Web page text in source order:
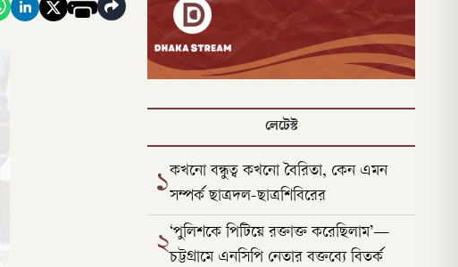
লেটেস্ট
১কখনো বন্ধুত্ব কখনো বৈরিতা, কেন এমন
সম্পর্ক ছাত্রদল-ছাত্রশিবিরের
২‘পুলিশকে পিটিয়ে রক্তাক্ত করেছিলাম’—
চট্টগ্রামে এনসিপি নেতার বক্তব্যে বিতর্ক